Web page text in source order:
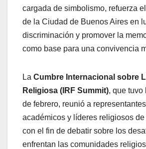
cargada de simbolismo, refuerza
de la Ciudad de Buenos Aires en
discriminación y promover la
como base para una convivencia
La Cumbre Internacional sobre
Religiosa (IRF Summit), que tuvo
de febrero, reunió a
académicos y líderes religiosos
con el fin de debatir sobre los
enfrentan las comunidades